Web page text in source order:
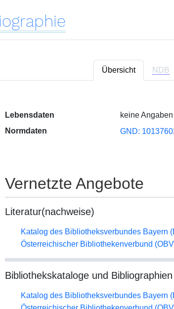
Übersicht NDB
Lebensdaten
keine
Normdaten
GND:
Vernetzte Angebote
Literatur(nachweise)
Katalog des Bibliotheksverbundes Bayern
Österreichischer Bibliothekenverbund
Bibliothekskataloge und Bibliographien
Katalog des Bibliotheksverbundes Bayern